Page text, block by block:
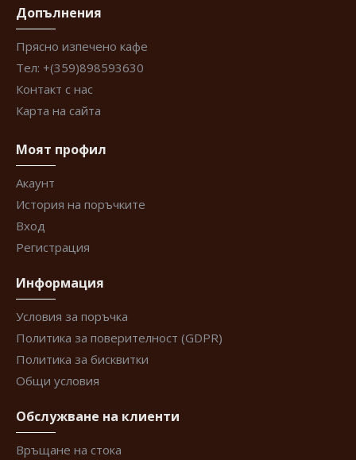
Допълнения
Прясно изпечено кафе
Тел: +(359)898593630
Контакт с нас
Карта на сайта
Моят профил
Акаунт
История на поръчките
Вход
Регистрация
Информация
Условия за поръчка
Политика за поверителност (GDPR)
Политика за бисквитки
Общи условия
Обслужване на клиенти
Връщане на стока